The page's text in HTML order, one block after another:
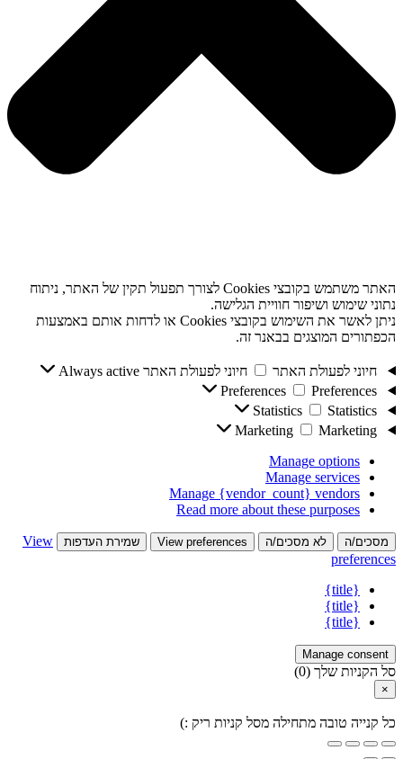
האתר משתמש בקובצי Cookies לצורך תפעול תקין של האתר, ניתוח
נתוני שימוש ושיפור חוויית הגלישה.
ניתן לאשר את השימוש בקובצי Cookies או לדחות אותם באמצעות
הכפתורים המוצגים בבאנר זה.
חיוני לפעולת האתר חיוני לפעולת האתר Always active
Preferences
Preferences
Statistics
Statistics
Marketing
Marketing
Manage options
Manage services
Manage {vendor_count} vendors
Read more about these purposes
מסכים/ה לא מסכים/ה View preferences שמירת העדפות
View
preferences
{title}
{title}
{title}
Manage consent
סל הקניות שלך (0)
×
כל קנייה טובה מתחילה מסל קניות ריק :)